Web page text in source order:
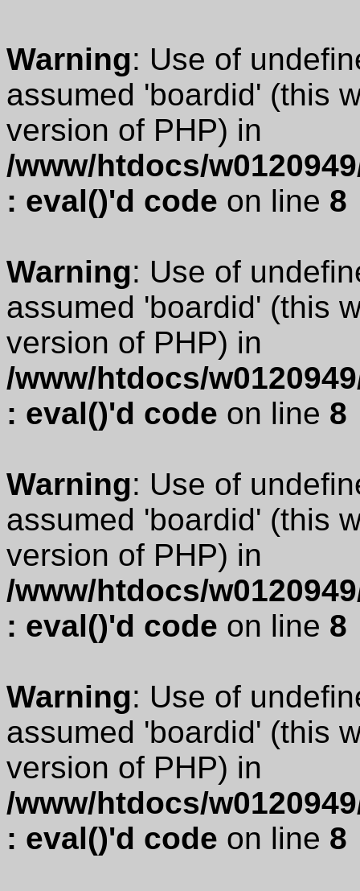
Warning: Use of
assumed 'boardid' (this
version of PHP) in
/www/htdocs/
: eval()'d code on line 8
Warning: Use of
assumed 'boardid' (this
version of PHP) in
/www/htdocs/
: eval()'d code on line 8
Warning: Use of
assumed 'boardid' (this
version of PHP) in
/www/htdocs/
: eval()'d code on line 8
Warning: Use of
assumed 'boardid' (this
version of PHP) in
/www/htdocs/
: eval()'d code on line 8